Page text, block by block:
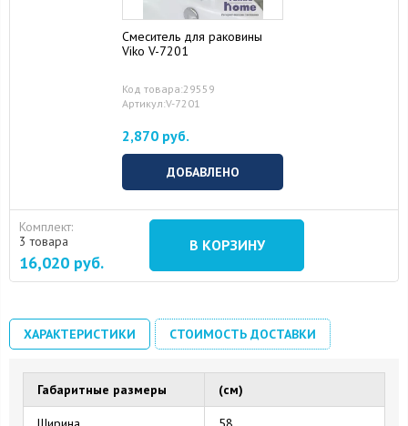
Смеситель для раковины
Viko V-7201
Код товара:29559
Артикул:V-7201
2,870 руб.
ДОБАВЛЕНО
Комплект:
3 товара
16,020 руб.
В КОРЗИНУ
ХАРАКТЕРИСТИКИ СТОИМОСТЬ ДОСТАВКИ
Габаритные размеры (см)